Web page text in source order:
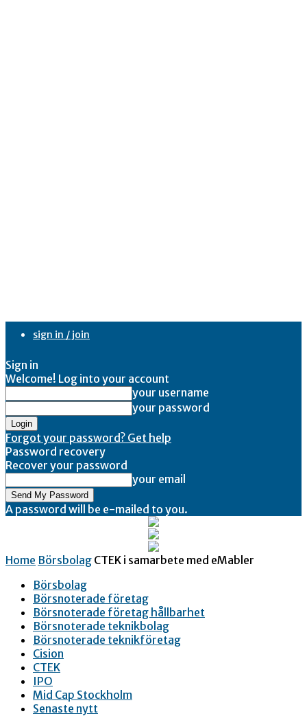
sign in / join
Sign in
Welcome! Log into your account
your username
your password
Forgot your password? Get help
Password recovery
Recover your password
your email
A password will be e-mailed to you.
Home Börsbolag CTEK i samarbete med eMabler
Börsbolag
Börsnoterade företag
Börsnoterade företag hållbarhet
Börsnoterade teknikbolag
Börsnoterade teknikföretag
Cision
CTEK
IPO
Mid Cap Stockholm
Senaste nytt